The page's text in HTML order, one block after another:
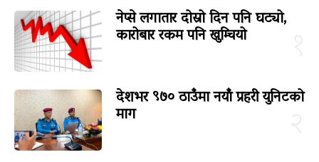
नेप्से लगातार दोस्रो दिन पनि घट्यो,
कारोबार रकम पनि खुम्चियो
देशभर ९७० ठाउँमा नयाँ प्रहरी युनिटको
माग